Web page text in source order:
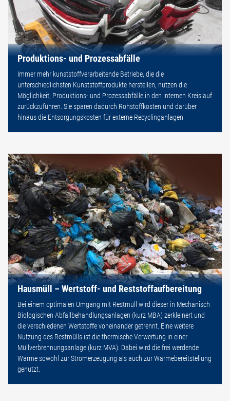
Produktions- und Prozessabfälle
Immer mehr kunststoffverarbeitende Betriebe, die die
unterschiedlichsten Kunststoffprodukte herstellen, nutzen die
Möglichkeit, Produktions- und Prozessabfälle in den internen Kreislauf
zurückzuführen. Sie sparen dadurch Rohstoffkosten und darüber
hinaus die Entsorgungskosten für externe Recyclinganlagen
Hausmüll – Wertstoff- und Reststoffaufbereitung
Bei einem optimalen Umgang mit Restmüll wird dieser in Mechanisch
Biologischen Abfallbehandlungsanlagen (kurz MBA) zerkleinert und
die verschiedenen Wertstoffe voneinander getrennt. Eine weitere
Nutzung des Restmülls ist die thermische Verwertung in einer
Müllverbrennungsanlage (kurz MVA). Dabei wird die frei werdende
Wärme sowohl zur Stromerzeugung als auch zur Wärmebereitstellung
genutzt.